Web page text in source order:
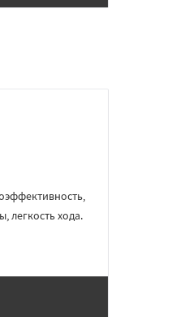
легкость хода.